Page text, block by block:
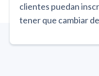
clientes puedan
tener que cambiar